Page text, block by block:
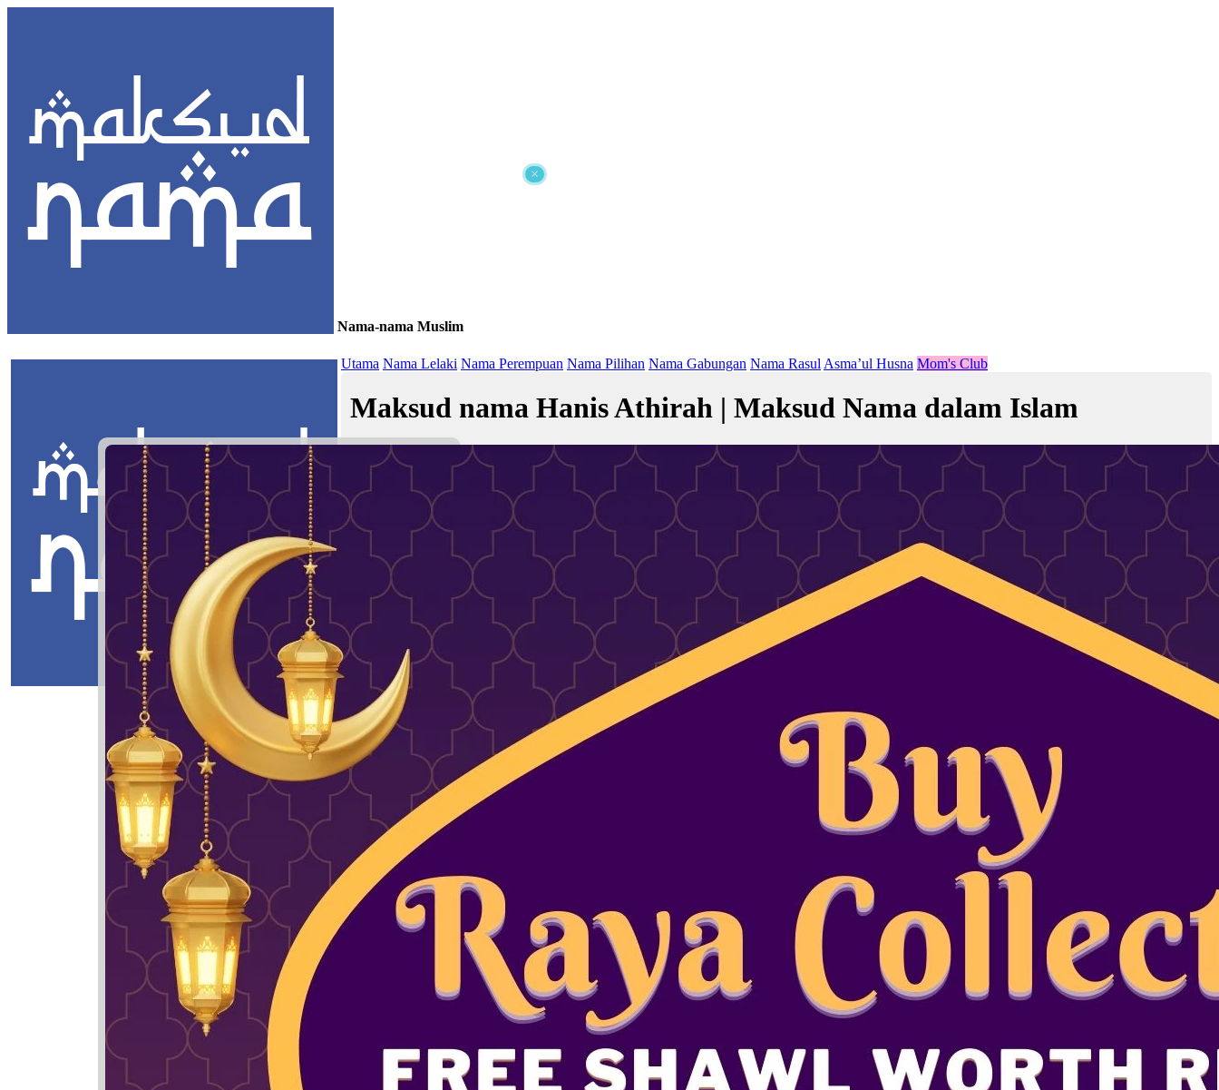
×
Nama-nama Muslim
Utama Nama Lelaki Nama Perempuan Nama Pilihan Nama Gabungan Nama Rasul Asma’ul Husna Mom's Club
Maksud nama Hanis Athirah | Maksud Nama dalam Islam
Hanis Athirah bermaksud Berani; Harum
Jawi:
حنيس عطيرة
Masukkan Nama:
Hanis Athirah
حنيس عطيرة
Athirah: Harum
✚ Baju Baby Custom Nama 'Hanis Athirah'
Nama Yang Berkaitan dengan Hanis Athirah
Maksud